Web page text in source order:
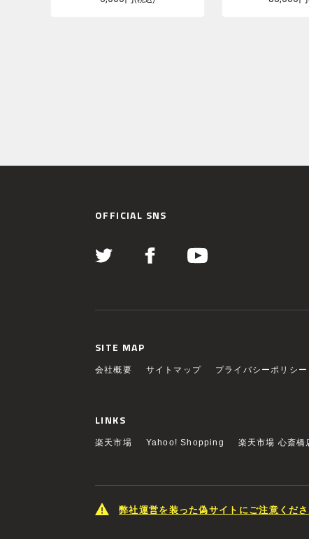
OFFICIAL SNS
SITE MAP
会社概要 サイトマップ プライバシーポリシー
LINKS
楽天市場 Yahoo! Shopping 楽天市場 心斎橋
弊社運営を装った偽サイトにご注意くださ